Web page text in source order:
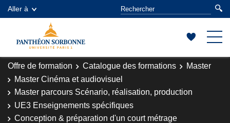
Aller à
Offre de formation Catalogue des formations
Master
Master Cinéma et audiovisuel
Master parcours Scénario, réalisation, production
UE3 Enseignements spécifiques
Conception & préparation d'un court métrage